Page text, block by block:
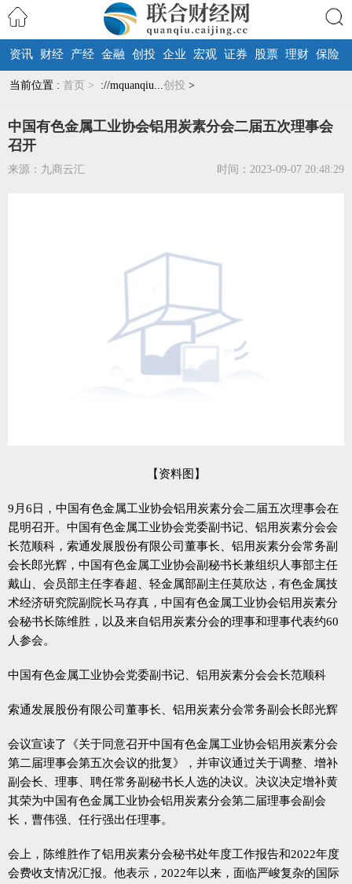
搜索
资讯 财经 产经 金融 创投 企业 宏观 证券 股票 理财 保险
当前位置 : 首页 > ://mquanqiu...创投 >
中国有色金属工业协会铝用炭素分会二届五次理事会
召开
来源：九商云汇 时间：2023-09-07 20:48:29
【资料图】
9月6日，中国有色金属工业协会铝用炭素分会二届五次理事会在
昆明召开。中国有色金属工业协会党委副书记、铝用炭素分会会
长范顺科，索通发展股份有限公司董事长、铝用炭素分会常务副
会长郎光辉，中国有色金属工业协会副秘书长兼组织人事部主任
戴山、会员部主任李春超、轻金属部副主任莫欣达，有色金属技
术经济研究院副院长马存真，中国有色金属工业协会铝用炭素分
会秘书长陈维胜，以及来自铝用炭素分会的理事和理事代表约60
人参会。
中国有色金属工业协会党委副书记、铝用炭素分会会长范顺科
索通发展股份有限公司董事长、铝用炭素分会常务副会长郎光辉
会议宣读了《关于同意召开中国有色金属工业协会铝用炭素分会
第二届理事会第五次会议的批复》，并审议通过关于调整、增补
副会长、理事、聘任常务副秘书长人选的决议。决议决定增补黄
其荣为中国有色金属工业协会铝用炭素分会第二届理事会副会
长，曹伟强、任行强出任理事。
会上，陈维胜作了铝用炭素分会秘书处年度工作报告和2022年度
会费收支情况汇报。他表示，2022年以来，面临严峻复杂的国际